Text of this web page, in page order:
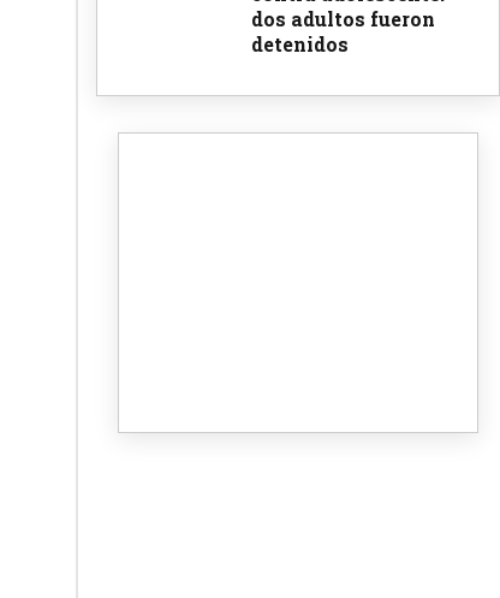
dos adultos fueron
detenidos